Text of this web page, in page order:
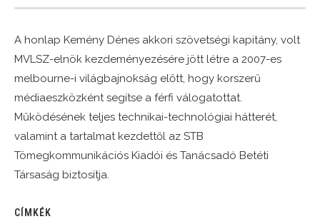
A honlap Kemény Dénes akkori szövetségi kapitány, volt
MVLSZ-elnök kezdeményezésére jött létre a 2007-es
melbourne-i világbajnokság előtt, hogy korszerű
médiaeszközként segítse a férfi válogatottat.
Működésének teljes technikai-technológiai hátterét,
valamint a tartalmat kezdettől az STB
Tömegkommunikációs Kiadói és Tanácsadó Betéti
Társaság biztosítja.
CÍMKÉK